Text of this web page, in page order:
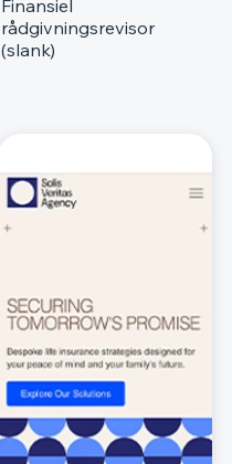
Finansiel
rådgivningsrevisor
(slank)